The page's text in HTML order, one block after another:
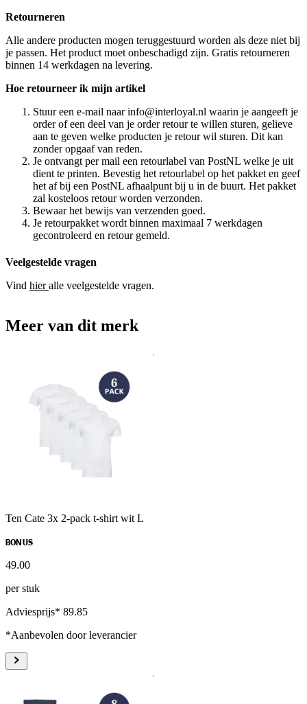
Retourneren
Alle andere producten mogen teruggestuurd worden als deze niet bij
je passen. Het product moet onbeschadigd zijn. Gratis retourneren
binnen 14 werkdagen na levering.
Hoe retourneer ik mijn artikel
Stuur een e-mail naar info@interloyal.nl waarin je aangeeft je
order of een deel van je order retour te willen sturen, gelieve
aan te geven welke producten je retour wil sturen. Dit kan
zonder opgaaf van reden.
Je ontvangt per mail een retourlabel van PostNL welke je uit
dient te printen. Bevestig het retourlabel op het pakket en geef
het af bij een PostNL afhaalpunt bij u in de buurt. Het pakket
zal kosteloos retour worden verzonden.
Bewaar het bewijs van verzenden goed.
Je retourpakket wordt binnen maximaal 7 werkdagen
gecontroleerd en retour gemeld.
Veelgestelde vragen
Vind hieralle veelgestelde vragen.
Meer van dit merk
Ten Cate 3x 2-pack t-shirt wit L
BONUS
49.00
per stuk
Adviesprijs* 89.85
*Aanbevolen door leverancier